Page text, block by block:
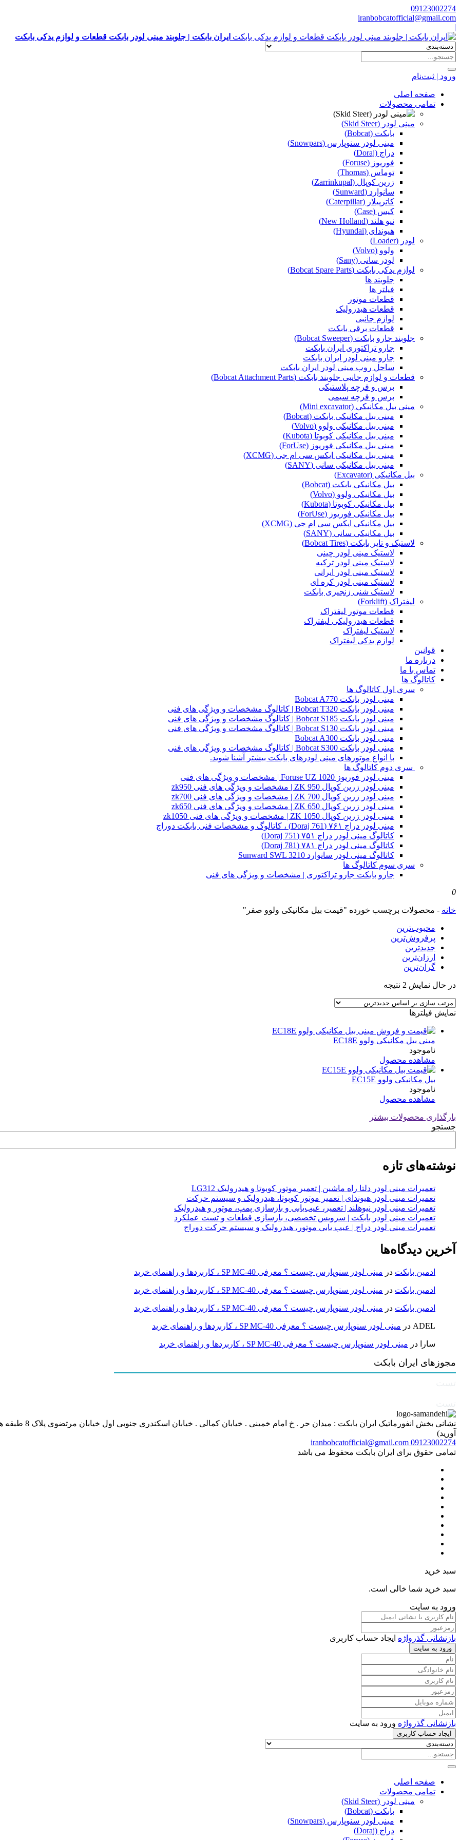
09123002274
iranbobcatofficial@gmail.com
|
ایران بابکت | جلوبند مینی لودر بابکت قطعات و لوازم یدکی بابکت
ورود | ثبت‌نام
صفحه اصلی
تمامی محصولات
مینی لودر (Skid Steer)
بابکت (Bobcat)
مینی لودر سنوپارس (Snowpars)
دراج (Doraj)
فوریوز (Foruse)
توماس (Thomas)
زرین کوپال (Zarrinkupal)
سانوارد (Sunward)
کاترپیلار (Caterpillar)
کیس (Case)
نیو هلند (New Holland)
هیوندای (Hyundai)
لودر (Loader)
ولوو (Volvo)
لودر سانی (Sany)
لوازم یدکی بابکت (Bobcat Spare Parts)
جلوبند ها
فیلتر ها
قطعات موتور
قطعات هیدرولیک
لوازم جانبی
قطعات برقی بابکت
جلوبند جارو بابکت (Bobcat Sweeper)
جارو تراکتوری ایران بابکت
جارو مینی لودر ایران بابکت
ساحل روب مینی لودر ایران بابکت
قطعات و لوازم جانبی جلوبند بابکت (Bobcat Attachment Parts)
برس و فرچه پلاستیکی
برس و فرچه سیمی
مینی بیل مکانیکی (Mini excavator)
مینی بیل مکانیکی بابکت (Bobcat)
مینی بیل مکانیکی ولوو (Volvo)
مینی بیل مکانیکی کوبوتا (Kubota)
مینی بیل مکانیکی فوریوز (ForUse)
مینی بیل مکانیکی ایکس سی ام جی (XCMG)
مینی بیل مکانیکی سانی (SANY)
بیل مکانیکی (Excavator)
بیل مکانیکی بابکت (Bobcat)
بیل مکانیکی ولوو (Volvo)
بیل مکانیکی کوبوتا (Kubota)
بیل مکانیکی فوریوز (ForUse)
بیل مکانیکی ایکس سی ام جی (XCMG)
بیل مکانیکی سانی (SANY)
لاستیک و تایر بابکت (Bobcat Tires)
لاستیک مینی لودر چینی
لاستیک مینی لودر ترکیه
لاستیک مینی لودر ایرانی
لاستیک مینی لودر کره ای
لاستیک شنی زنجیری بابکت
لیفتراک (Forklift)
قطعات موتور لیفتراک
قطعات هیدرولیکی لیفتراک
لاستیک لیفتراک
لوازم یدکی لیفتراک
قوانین
درباره ما
تماس با ما
کاتالوگ ها
سری اول کاتالوگ ها
مینی لودر بابکت Bobcat A770
مینی لودر بابکت Bobcat T320 | کاتالوگ مشخصات و ویژگی های فنی
مینی لودر بابکت Bobcat S185 | کاتالوگ مشخصات و ویژگی های فنی
مینی لودر بابکت Bobcat S130 | کاتالوگ مشخصات و ویژگی های فنی
مینی لودر بابکت Bobcat A300
مینی لودر بابکت Bobcat S300 | کاتالوگ مشخصات و ویژگی های فنی
با انواع موتورهای مینی لودرهای بابکت بیشتر آشنا شوید.
سری دوم کاتالوگ ها
مینی لودر فوریوز Foruse UZ 1020 | مشخصات و ویژگی های فنی
مینی لودر زرین کوپال ZK 950 | مشخصات و ویژگی های فنی zk950
مینی لودر زرین کوپال ZK 700 | مشخصات و ویژگی های فنی zk700
مینی لودر زرین کوپال ZK 650 | مشخصات و ویژگی های فنی zk650
مینی لودر زرین کوپال ZK 1050 | مشخصات و ویژگی های فنی zk1050
مینی لودر دراج ۷۶۱ (Doraj 761) ، کاتالوگ و مشخصات فنی بابکت دوراج
کاتالوگ مینی لودر دراج ۷۵۱ (Doraj 751)
کاتالوگ مینی لودر دراج ۷۸۱ (Doraj 781)
کاتالوگ مینی لودر سانوارد Sunward SWL 3210
سری سوم کاتالوگ ها
جارو بابکت جارو تراکتوری | مشخصات و ویژگی های فنی
0
خانه - محصولات برچسب خورده "قیمت بیل مکانیکی ولوو صفر"
محبوب‌ترین
پرفروش‌ترین
جدیدترین
ارزان‌ترین
گران‌ترین
در حال نمایش 2 نتیجه
latest
نمایش فیلترها
مینی بیل مکانیکی ولوو EC18E
ناموجود
مشاهده محصول
بیل مکانیکی ولوو EC15E
ناموجود
مشاهده محصول
بارگذاری محصولات بیشتر
جستجو
نوشته‌های تازه
تعمیرات مینی لودر دلتا راه ماشین | تعمیر موتور کوبوتا و هیدرولیک LG312
تعمیرات مینی لودر هیوندای | تعمیر موتور کوبوتا، هیدرولیک و سیستم حرکت
تعمیرات مینی لودر نیوهلند | تعمیر، عیب‌یابی و بازسازی پمپ، موتور و هیدرولیک
تعمیرات مینی لودر بابکت | سرویس تخصصی، بازسازی قطعات و تست عملکرد
تعمیرات مینی لودر دراج | عیب یابی موتور، هیدرولیک و سیستم حرکت دوراج
آخرین دیدگاه‌ها
ادمین بابکت در مینی لودر سنوپارس چیست ؟ معرفی SP MC-40 ، کاربردها و راهنمای خرید
ادمین بابکت در مینی لودر سنوپارس چیست ؟ معرفی SP MC-40 ، کاربردها و راهنمای خرید
ادمین بابکت در مینی لودر سنوپارس چیست ؟ معرفی SP MC-40 ، کاربردها و راهنمای خرید
ADEL در مینی لودر سنوپارس چیست ؟ معرفی SP MC-40 ، کاربردها و راهنمای خرید
سارا در مینی لودر سنوپارس چیست ؟ معرفی SP MC-40 ، کاربردها و راهنمای خرید
مجوزهای ایران بابکت
نشانی بخش
آورید)
09123002274
iranbobcatofficial@gmail.com
تمامی حقوق برای ایران بابکت محفوظ می باشد
سبد خرید
سبد خرید شما خالی است.
ورود به سایت
بازنشانی گذرواژه ایجاد حساب کاربری
ورود به سایت
بازنشانی گذرواژه ورود به سایت
ایجاد حساب کاربری
صفحه اصلی
تمامی محصولات
مینی لودر (Skid Steer)
بابکت (Bobcat)
مینی لودر سنوپارس (Snowpars)
دراج (Doraj)